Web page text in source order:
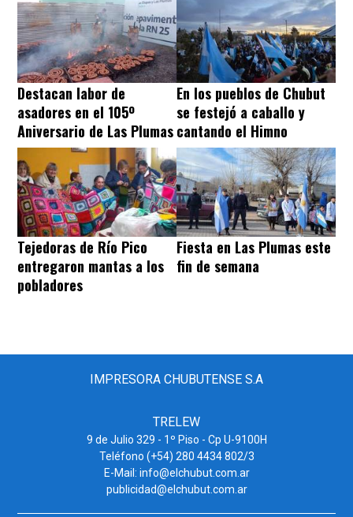
Destacan labor de
asadores en el 105º
Aniversario de Las Plumas
En los pueblos de Chubut
se festejó a caballo y
cantando el Himno
Tejedoras de Río Pico
entregaron mantas a los
pobladores
Fiesta en Las Plumas este
fin de semana
IMPRESORA CHUBUTENSE S.A
TRELEW
9 de Julio 329 - 1º Piso - Cp U-9100H
Teléfono (+54) 280 4434 802/3
E-Mail: info@elchubut.com.ar
publicidad@elchubut.com.ar